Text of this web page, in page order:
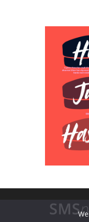
Julie